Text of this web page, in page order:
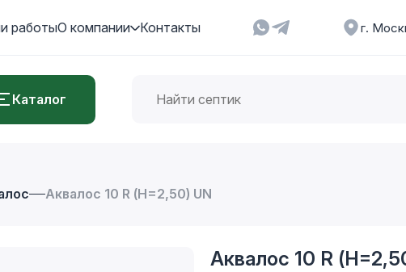
работыО компании Контакты г.
Каталог
Аквалос 10 R (Н=2,50) UN
Аквалос 10 R